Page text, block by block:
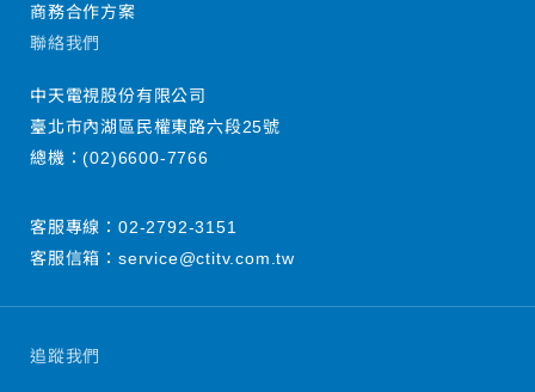
追蹤我們
商務合作方案
聯絡我們
中天電視股份有限公司
臺北市內湖區民權東路六段25號
總機：(02)6600-7766
客服專線： 02-2792-3151
客服信箱： service@ctitv.com.tw